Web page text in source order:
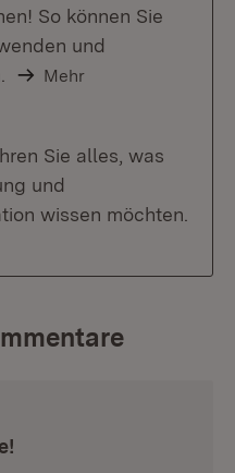
So können Sie
und
Mehr
Sie alles, was
und
wissen möchten.